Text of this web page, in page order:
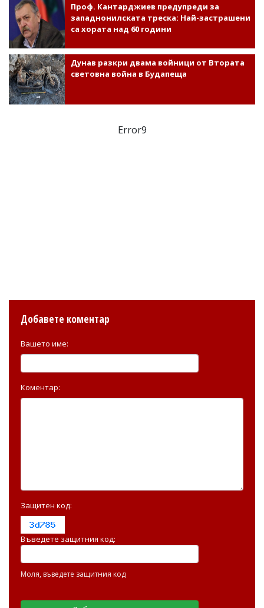
Проф. Кантарджиев предупреди за
западнонилската треска: Най-застрашени
са хората над 60 години
Дунав разкри двама войници от Втората
световна война в Будапеща
Error9
Добавете коментар
Вашето име:
Коментар:
Защитен код:
Въведете защитния код:
Моля, въведете защитния код